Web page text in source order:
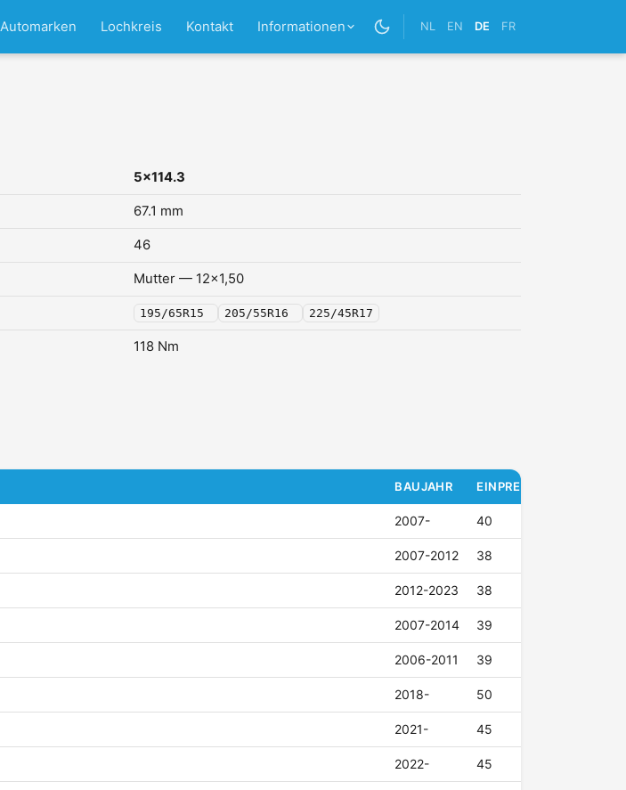
Automarken Lochkreis Kontakt Informationen NL EN DE FR
5x114.3
67.1 mm
46
Mutter — 12x1,50
195/65R15 205/55R16 225/45R17
118 Nm
BAUJAHR EINPRESSTIEFE (ET)
2007- 40
2007-2012 38
2012-2023 38
2007-2014 39
2006-2011 39
2018- 50
2021- 45
2022- 45